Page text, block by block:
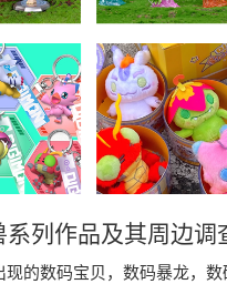
列作品及其周边调
的数码宝贝，数码暴龙，